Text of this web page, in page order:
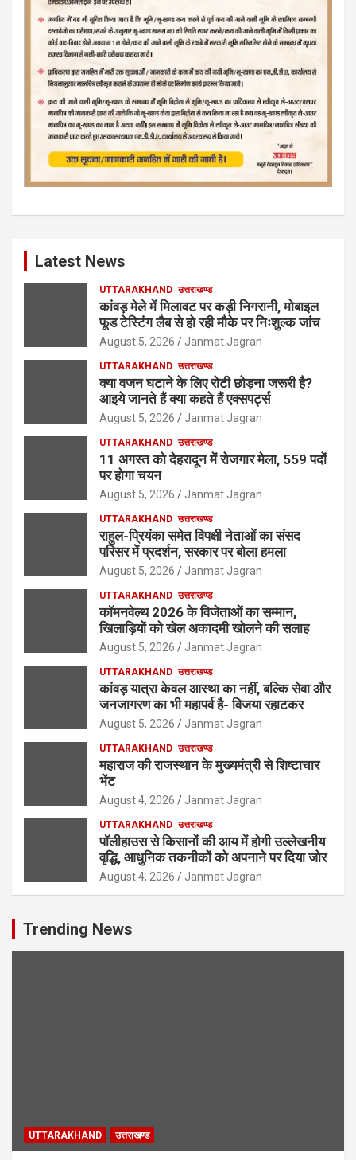
Latest News
UTTARAKHAND उत्तराखण्ड
कांवड़ मेले में मिलावट पर कड़ी निगरानी, मोबाइल
फूड टेस्टिंग लैब से हो रही मौके पर निःशुल्क जांच
August 5, 2026 Janmat Jagran
UTTARAKHAND उत्तराखण्ड
क्या वजन घटाने के लिए रोटी छोड़ना जरूरी है?
आइये जानते हैं क्या कहते हैं एक्सपर्ट्स
August 5, 2026 Janmat Jagran
UTTARAKHAND उत्तराखण्ड
11 अगस्त को देहरादून में रोजगार मेला, 559 पदों
पर होगा चयन
August 5, 2026 Janmat Jagran
UTTARAKHAND उत्तराखण्ड
राहुल-प्रियंका समेत विपक्षी नेताओं का संसद
परिसर में प्रदर्शन, सरकार पर बोला हमला
August 5, 2026 Janmat Jagran
UTTARAKHAND उत्तराखण्ड
कॉमनवेल्थ 2026 के विजेताओं का सम्मान,
खिलाड़ियों को खेल अकादमी खोलने की सलाह
August 5, 2026 Janmat Jagran
UTTARAKHAND उत्तराखण्ड
कांवड़ यात्रा केवल आस्था का नहीं, बल्कि सेवा और
जनजागरण का भी महापर्व है- विजया रहाटकर
August 5, 2026 Janmat Jagran
UTTARAKHAND उत्तराखण्ड
महाराज की राजस्थान के मुख्यमंत्री से शिष्टाचार
भेंट
August 4, 2026 Janmat Jagran
UTTARAKHAND उत्तराखण्ड
पॉलीहाउस से किसानों की आय में होगी उल्लेखनीय
वृद्धि, आधुनिक तकनीकों को अपनाने पर दिया जोर
August 4, 2026 Janmat Jagran
Trending News
UTTARAKHAND उत्तराखण्ड